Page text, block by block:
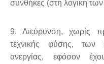
συνθήκες (στη λογική
9. Διεύρυνση, χωρίς
τεχνικής φύσης, των
ανεργίας, εφόσον